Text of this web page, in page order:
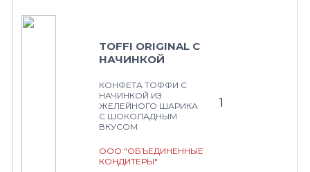
TOFFI ORIGINAL С
НАЧИНКОЙ
КОНФЕТА ТОФФИ С
НАЧИНКОЙ ИЗ
ЖЕЛЕЙНОГО ШАРИКА
С ШОКОЛАДНЫМ
ВКУСОМ
ООО "ОБЪЕДИНЕННЫЕ
КОНДИТЕРЫ"
1